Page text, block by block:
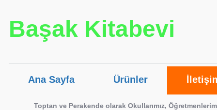
Başak Kitabevi
Ana Sayfa Ürünler
Toptan ve Perakende olarak Okullarımız,